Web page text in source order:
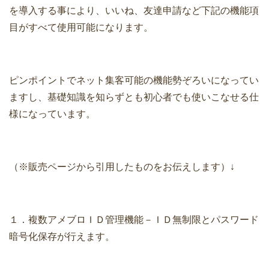
を導入する事により、いいね、友達申請など下記の機能項
目がすべて使用可能になります。
ピンポイントでネット集客可能の機能勢ぞろいになってい
ますし、基礎知識を知らずとも初心者でも使いこなせる仕
様になっています。
（※販売ページから引用したものをお伝えします）↓
１．複数アメブロＩＤ管理機能－ＩＤ無制限とパスワード
暗号化保存が行えます。